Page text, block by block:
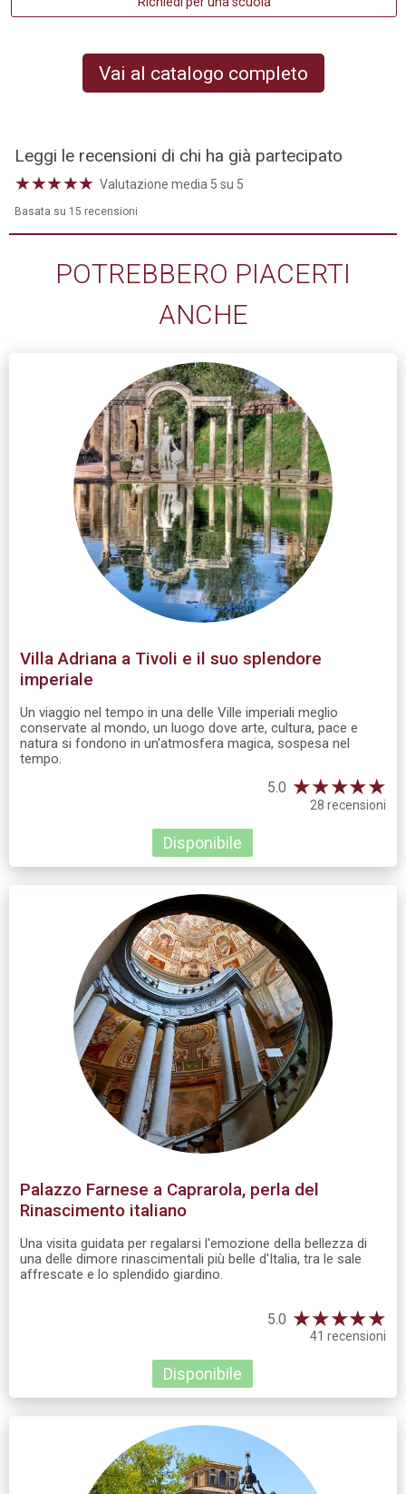
Vai al catalogo completo
Leggi le recensioni di chi ha già partecipato
★★★★★ Valutazione media 5 su 5
Basata su 15 recensioni
POTREBBERO PIACERTI
ANCHE
Villa Adriana a Tivoli e il suo splendore
imperiale
Un viaggio nel tempo in una delle Ville imperiali meglio
conservate al mondo, un luogo dove arte, cultura, pace e
natura si fondono in un'atmosfera magica, sospesa nel
tempo.
5.0 ★★★★★
28 recensioni
Disponibile
Palazzo Farnese a Caprarola, perla del
Rinascimento italiano
Una visita guidata per regalarsi l'emozione della bellezza di
una delle dimore rinascimentali più belle d'Italia, tra le sale
affrescate e lo splendido giardino.
5.0 ★★★★★
41 recensioni
Disponibile